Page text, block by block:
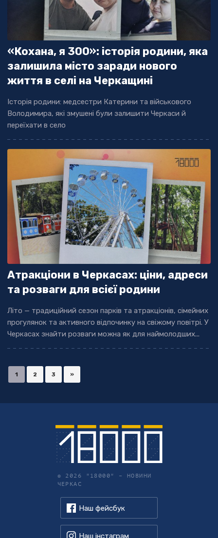
«Кохана, я 300»: історія родини, яка
залишила місто заради нового
життя в селі на Черкащині
Історія родини: медсестри Катерини та військового
Володимира, які змушені були залишити Черкаси й
переїхати в село
Атракціони в Черкасах: ціни, адреси
та розваги для всієї родини
Літо — традиційний сезон парків та атракціонів, сімейних
прогулянок та активного відпочинку на свіжому повітрі. У
Черкасах знайти розваги можна як для наймолодших...
1 2 3 »
© 2026 "18000" – НОВИНИ
ЧЕРКАС
Наш фейсбук